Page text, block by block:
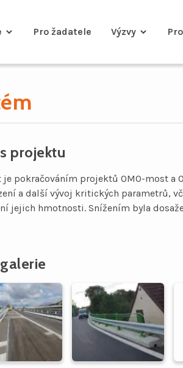
Pro žadatele Výzvy
projektu
je pokračováním projektů OMO-most a
a další vývoj kritických parametrů,
jejich hmotnosti. Snížením byla